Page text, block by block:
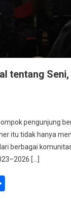
tentang
pengunjung
itu tidak hanya
berbagai
[…]